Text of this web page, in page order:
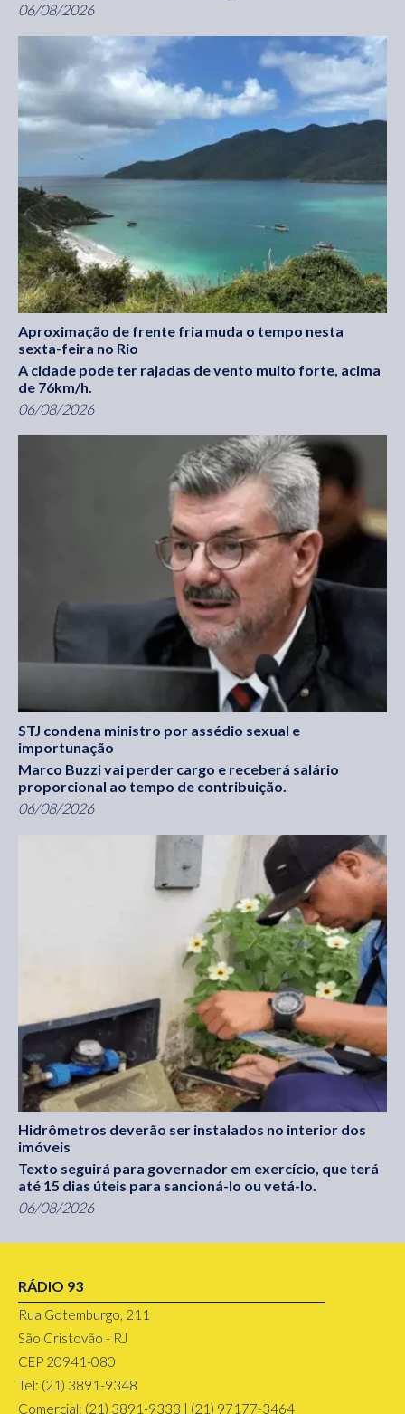
06/08/2026
Aproximação de frente fria muda o tempo nesta
sexta-feira no Rio
A cidade pode ter rajadas de vento muito forte, acima
de 76km/h.
06/08/2026
STJ condena ministro por assédio sexual e
importunação
Marco Buzzi vai perder cargo e receberá salário
proporcional ao tempo de contribuição.
06/08/2026
Hidrômetros deverão ser instalados no interior dos
imóveis
Texto seguirá para governador em exercício, que terá
até 15 dias úteis para sancioná-lo ou vetá-lo.
06/08/2026
RÁDIO 93
Rua Gotemburgo, 211
São Cristovão - RJ
CEP 20941-080
Tel: (21) 3891-9348
Comercial: (21) 3891-9333 | (21) 97177-3464